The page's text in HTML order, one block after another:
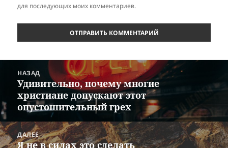
для последующих моих комментариев.
записям
НАЗАД
Предыдущая
запись:
Удивительно, почему многие
христиане допускают этот
опустошительный грех
ДАЛЕЕ
Следующая
Я не в силах это сделать